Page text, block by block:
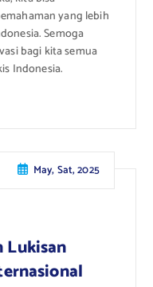
yang lebih
Semoga
bagi kita semua
Indonesia.
May, Sat, 2025
Lukisan